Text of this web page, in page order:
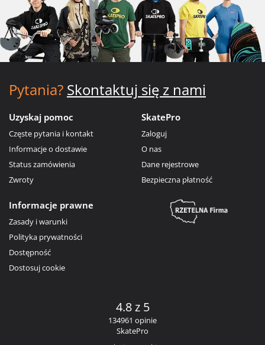
Pytania? Skontaktuj się z nami
Uzyskaj pomoc
Częste pytania i kontakt
Informacje o dostawie
Status zamówienia
Zwroty
SkatePro
Zaloguj
O nas
Dane rejestrowe
Bezpieczna płatność
Informacje prawne
Zasady i warunki
Polityka prywatności
Dostępność
Dostosuj cookie
4.8 z 5
134961 opinie
SkatePro